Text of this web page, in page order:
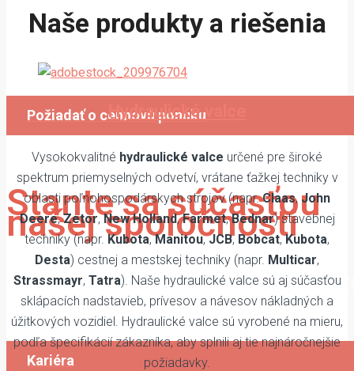
Vyrábame atypické hydraulické
valce na objednávku.
Požiadať o cennovú ponuku
Stante sa súčasťou
našej spoločnosti
Prezrite si naše voľné pozície a v prípade
nás kontaktujte.
Kariéra
Naše produkty a riešenia
Hydraulické valce
Vysokokvalitné hydraulické valce určené pre široké
spektrum priemyselných odvetví, vrátane ťažkej techniky v
oblasti poľnohospodárskych strojov (napr.Claas, John
Deere,Zetor,New Holland,Farmet,Bednar) stavebnej
techniky (napr. Kubota,Manitou,JCB, Bobcat,Kubota,
Desta) cestnej a mestskej techniky (napr. Multicar,
Strassmayr, Tatra). Naše hydraulické valce sú aj súčasťou
sklápacích nadstavieb, prívesov a návesov nákladných a
úžitkových vozidiel. Hydraulické valce sú vyrobené na mieru,
podľa špecifikácií zákazníka, aby splnili aj tie najnáročnejšie
požiadavky.